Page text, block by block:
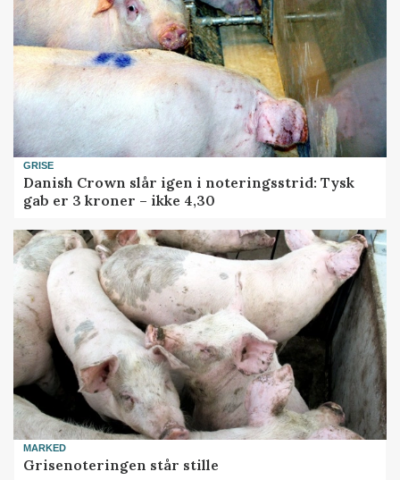
GRISE
Danish Crown slår igen i noteringsstrid: Tysk
gab er 3 kroner – ikke 4,30
MARKED
Grisenoteringen står stille